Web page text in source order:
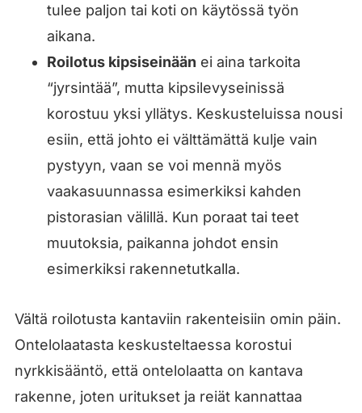
tulee paljon tai koti on käytössä työn
aikana.
Roilotus kipsiseinään ei aina tarkoita
“jyrsintää”, mutta kipsilevyseinissä
korostuu yksi yllätys. Keskusteluissa nousi
esiin, että johto ei välttämättä kulje vain
pystyyn, vaan se voi mennä myös
vaakasuunnassa esimerkiksi kahden
pistorasian välillä. Kun poraat tai teet
muutoksia, paikanna johdot ensin
esimerkiksi rakennetutkalla.
Vältä roilotusta kantaviin rakenteisiin omin päin.
Ontelolaatasta keskusteltaessa korostui
nyrkkisääntö, että ontelolaatta on kantava
rakenne, joten uritukset ja reiät kannattaa